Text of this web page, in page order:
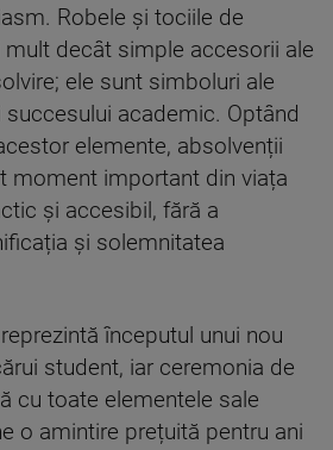
Robele și tociile de
decât simple accesorii ale
ele sunt simboluri ale
academic. Optând
elemente, absolvenții
moment important din viața
și accesibil, fără a
și solemnitatea
începutul unui nou
student, iar ceremonia de
cu toate elementele sale
o amintire prețuită pentru ani